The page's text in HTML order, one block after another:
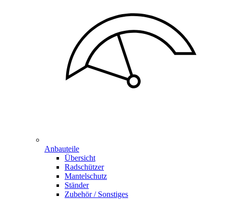
Anbauteile
Übersicht
Radschützer
Mantelschutz
Ständer
Zubehör / Sonstiges